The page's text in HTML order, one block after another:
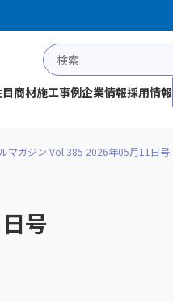
商材施工事例企業情報採用情報
マガジン Vol.385 2026年05月11日号
号